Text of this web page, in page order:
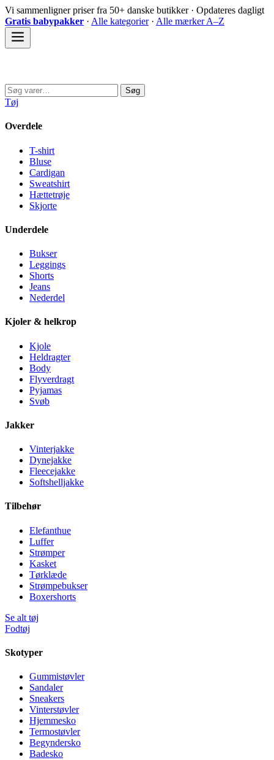
Spring
til
indhold
Vi sammenligner priser fra 50+ danske butikker · Opdateres dagligt
Gratis babypakker · Alle kategorier· Alle mærker A–Z
Søg
efter:
Søg
Tøj
Overdele
T-shirt
Bluse
Cardigan
Sweatshirt
Hættetrøje
Skjorte
Underdele
Bukser
Leggings
Shorts
Jeans
Nederdel
Kjoler & helkrop
Kjole
Heldragter
Body
Flyverdragt
Pyjamas
Svøb
Jakker
Vinterjakke
Dynejakke
Fleecejakke
Softshelljakke
Tilbehør
Elefanthue
Luffer
Strømper
Kasket
Tørklæde
Strømpebukser
Boxershorts
Se alt tøj
Fodtøj
Skotyper
Gummistøvler
Sandaler
Sneakers
Vinterstøvler
Hjemmesko
Termostøvler
Begyndersko
Badesko